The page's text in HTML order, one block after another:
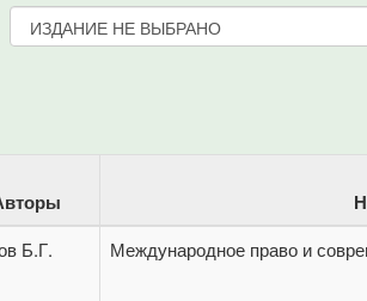
Б.Г. Международное право и